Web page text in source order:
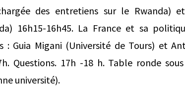
des entretiens sur le Rwanda)
16h15-16h45. La France et sa
Guia Migani (Université de Tours) et
Questions. 17h -18 h. Table ronde
université).